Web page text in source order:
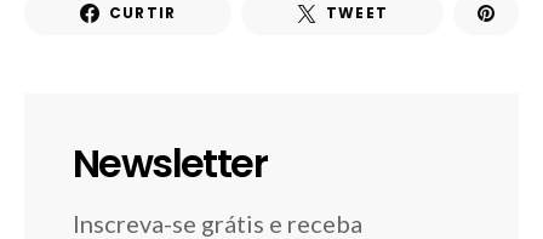
CURTIR TWEET
Newsletter
Inscreva-se grátis e receba